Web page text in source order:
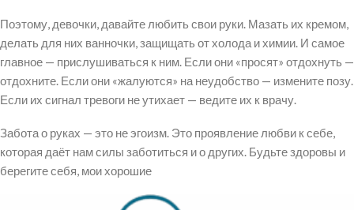
Поэтому, девочки, давайте любить свои руки. Мазать их кремом,
делать для них ванночки, защищать от холода и химии. И самое
главное — прислушиваться к ним. Если они «просят» отдохнуть —
отдохните. Если они «жалуются» на неудобство — измените позу.
Если их сигнал тревоги не утихает — ведите их к врачу.
Забота о руках — это не эгоизм. Это проявление любви к себе,
которая даёт нам силы заботиться и о других. Будьте здоровы и
берегите себя, мои хорошие